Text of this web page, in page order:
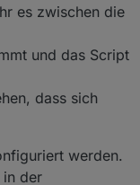
es zwischen die
und das Script
dass sich
werden.
in der